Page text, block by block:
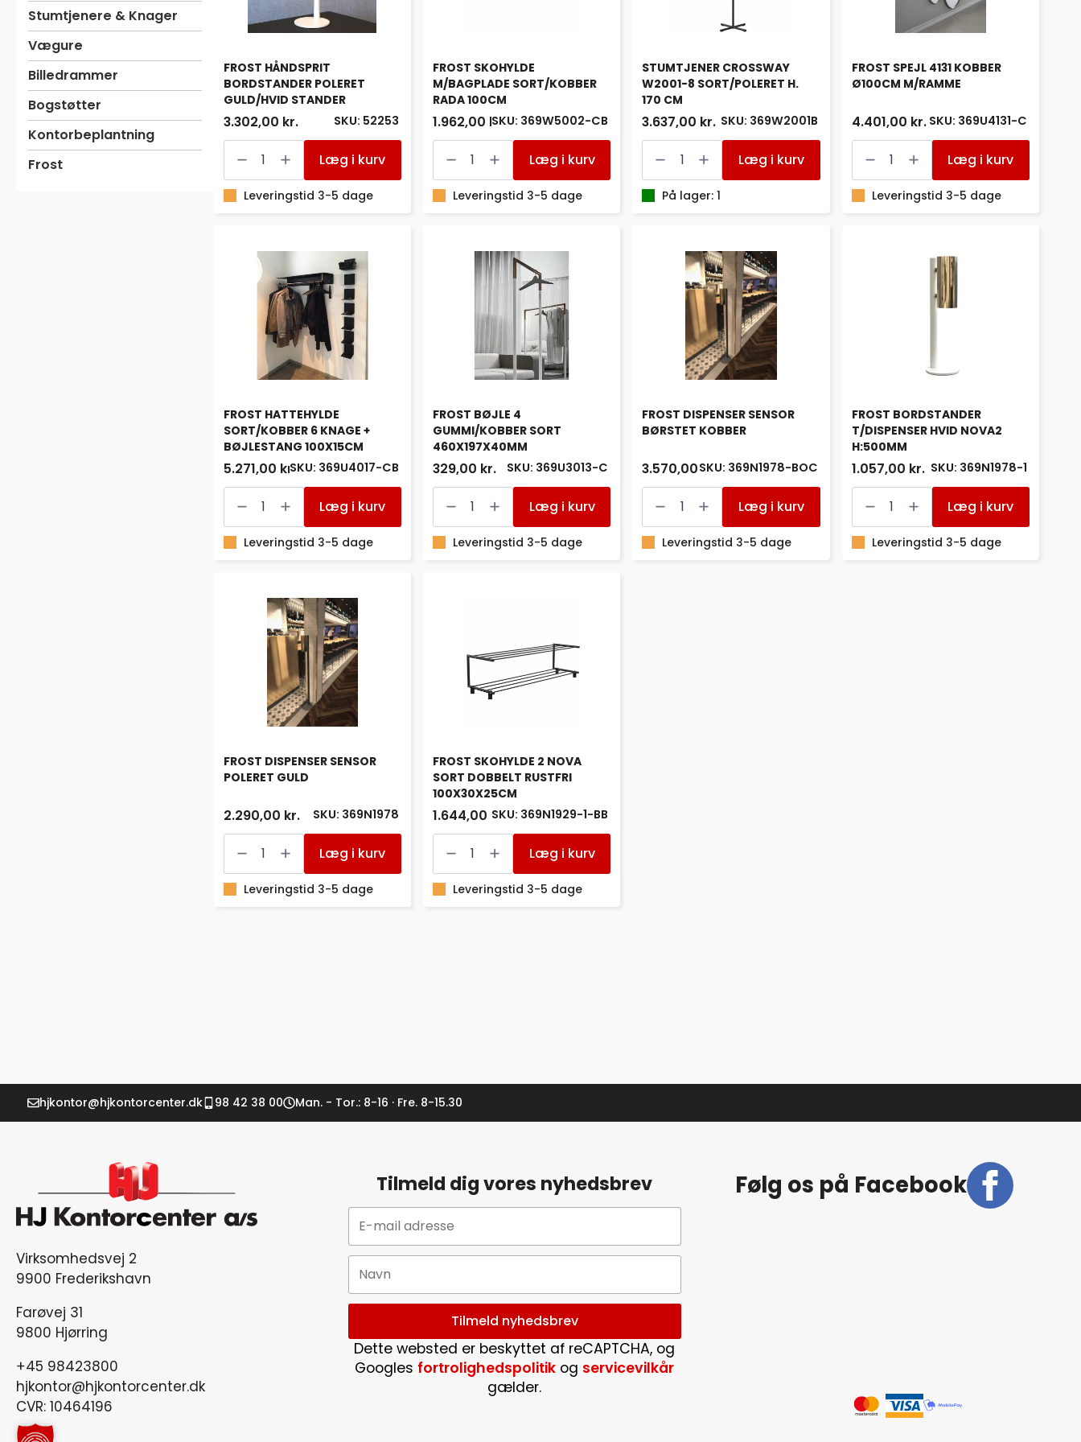
Stumtjenere & Knager
Vægure
Billedrammer
Bogstøtter
Kontorbeplantning
Frost
SKU: 52253
FROST HÅNDSPRIT
BORDSTANDER POLERET
GULD/HVID STANDER
3.302,00 kr.
FROST
HÅNDSPRIT
POLERET
GULD/HVID
Læg i kurv
Leveringstid 3-5 dage
SKU: 369W5002-CB
FROST SKOHYLDE
M/BAGPLADE SORT/KOBBER
RADA 100CM
1.962,00 kr.
FROST
SKOHYLDE
SORT/KOBBER
RADA
Læg i kurv
Leveringstid 3-5 dage
SKU: 369W2001B
STUMTJENER CROSSWAY
W2001-8 SORT/POLERET H.
170 CM
3.637,00 kr.
STUMTJENER
CROSSWAY
8
SORT/POLERET
Læg i kurv
På lager: 1
SKU: 369U4131-C
FROST SPEJL 4131 KOBBER
Ø100CM M/RAMME
4.401,00 kr.
FROST
SPEJL
KOBBER
Ø100CM
Læg i kurv
Leveringstid 3-5 dage
SKU: 369U4017-CB
FROST HATTEHYLDE
SORT/KOBBER 6 KNAGE +
BØJLESTANG 100X15CM
5.271,00 kr.
FROST
HATTEHYLDE
6
KNAGE
Læg i kurv
Leveringstid 3-5 dage
SKU: 369U3013-C
FROST BØJLE 4
GUMMI/KOBBER SORT
460X197X40MM
329,00 kr.
FROST
BØJLE
GUMMI/KOBBER
SORT
Læg i kurv
Leveringstid 3-5 dage
SKU: 369N1978-BOC
FROST DISPENSER SENSOR
BØRSTET KOBBER
3.570,00 kr.
FROST
DISPENSER
BØRSTET
KOBBER
Læg i kurv
Leveringstid 3-5 dage
SKU: 369N1978-1
FROST BORDSTANDER
T/DISPENSER HVID NOVA2
H:500MM
1.057,00 kr.
FROST
BORDSTANDER
HVID
NOVA2
Læg i kurv
Leveringstid 3-5 dage
SKU: 369N1978
FROST DISPENSER SENSOR
POLERET GULD
2.290,00 kr.
FROST
DISPENSER
POLERET
GULD
Læg i kurv
Leveringstid 3-5 dage
SKU: 369N1929-1-BB
FROST SKOHYLDE 2 NOVA
SORT DOBBELT RUSTFRI
100X30X25CM
1.644,00 kr.
FROST
SKOHYLDE
NOVA
SORT
Læg i kurv
Leveringstid 3-5 dage
hjkontor@hjkontorcenter.dk 98 42 38 00 Man. - Tor.: 8-16 · Fre. 8-15.30
Virksomhedsvej 2
9900 Frederikshavn
Farøvej 31
9800 Hjørring
+45 98423800
hjkontor@hjkontorcenter.dk
CVR: 10464196
Tilmeld dig vores nyhedsbrev
Dette websted er beskyttet af reCAPTCHA, og
Googlesfortrolighedspolitik og servicevilkår
gælder.
Følg os på Facebook